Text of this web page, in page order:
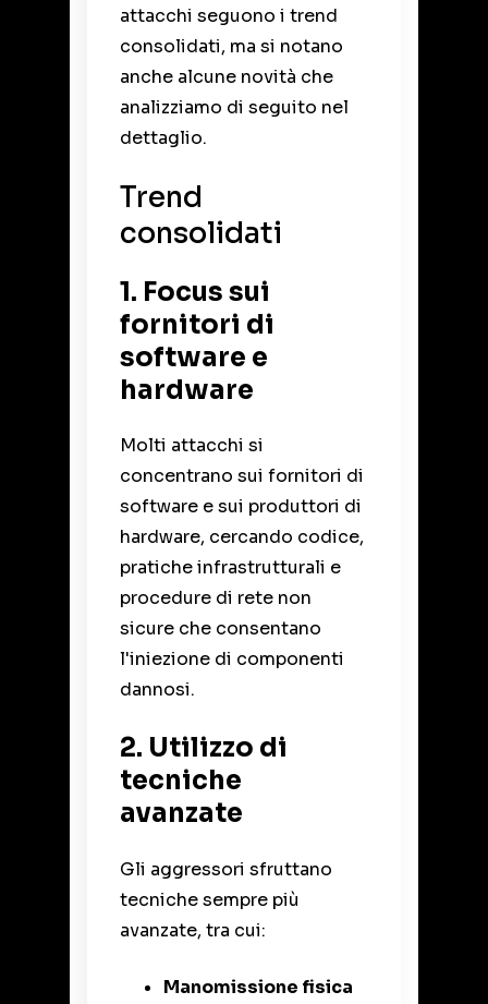
attacchi seguono i trend
consolidati, ma si notano
anche alcune novità che
analizziamo di seguito nel
dettaglio.
Trend
consolidati
1. Focus sui
fornitori di
software e
hardware
Molti attacchi si
concentrano sui fornitori di
software e sui produttori di
hardware, cercando codice,
pratiche infrastrutturali e
procedure di rete non
sicure che consentano
l'iniezione di componenti
dannosi.
2. Utilizzo di
tecniche
avanzate
Gli aggressori sfruttano
tecniche sempre più
avanzate, tra cui:
Manomissione fisica